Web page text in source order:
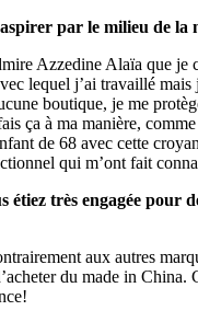
par le milieu de la
Azzedine Alaïa que je
lequel j’ai travaillé mais
boutique, je me
ça à ma manière,
de 68 avec cette
qui m’ont fait
très engagée pour
aux autres
du made in China.